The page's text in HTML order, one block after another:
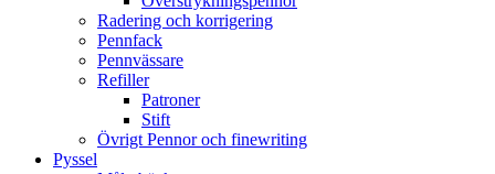
Radering och korrigering
Pennfack
Pennvässare
Refiller
Patroner
Stift
Övrigt Pennor och finewriting
Pyssel